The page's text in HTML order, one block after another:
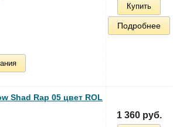
Купить
Подробнее
Shad Rap 05 цвет ROL
1 360 руб.